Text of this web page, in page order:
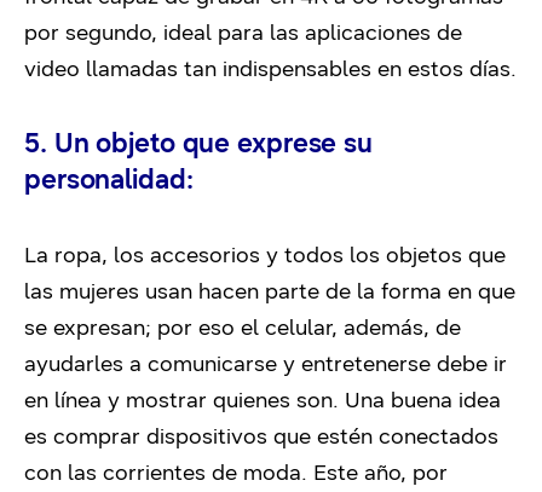
por segundo, ideal para las aplicaciones de
video llamadas tan indispensables en estos días.
5. Un objeto que exprese su
personalidad:
La ropa, los accesorios y todos los objetos que
las mujeres usan hacen parte de la forma en que
se expresan; por eso el celular, además, de
ayudarles a comunicarse y entretenerse debe ir
en línea y mostrar quienes son. Una buena idea
es comprar dispositivos que estén conectados
con las corrientes de moda. Este año, por